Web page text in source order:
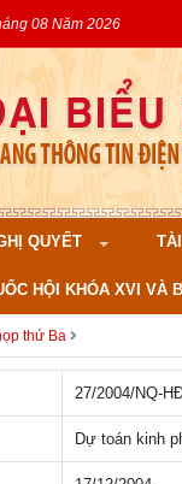
08 Năm 2026
QUYẾT
HỘI KHÓA XVI VÀ
thứ Ba
27/2004/NQ-
Dự toán kinh